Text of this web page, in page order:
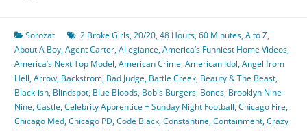
Sorozat 2 Broke Girls,20/20,48 Hours,60 Minutes,A to Z,
About A Boy,Agent Carter,Allegiance,America’s Funniest Home Videos,
America’s Next Top Model,American Crime,American Idol,Angel from
Hell,Arrow, Backstrom, Bad Judge, Battle Creek, Beauty & The Beast,
Black-ish, Blindspot, Blue Bloods, Bob's Burgers, Bones, Brooklyn Nine-
Nine,Castle,Celebrity Apprentice + Sunday Night Football,Chicago Fire,
Chicago Med,Chicago PD,Code Black,Constantine,Containment,Crazy